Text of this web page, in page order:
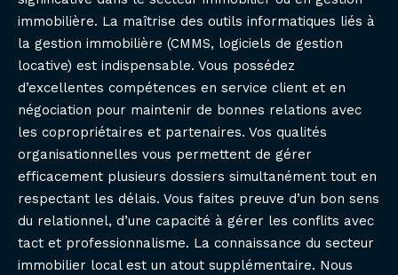
immobilière. La maîtrise des outils informatiques liés à
la gestion immobilière (CMMS, logiciels de gestion
locative) est indispensable. Vous possédez
d’excellentes compétences en service client et en
négociation pour maintenir de bonnes relations avec
les copropriétaires et partenaires. Vos qualités
organisationnelles vous permettent de gérer
efficacement plusieurs dossiers simultanément tout en
respectant les délais. Vous faites preuve d’un bon sens
du relationnel, d’une capacité à gérer les conflits avec
tact et professionnalisme. La connaissance du secteur
immobilier local est un atout supplémentaire. Nous